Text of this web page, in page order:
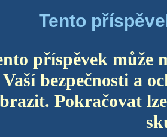
Tento
příspěvek může
Vaší bezpečnosti a
Pokračovat